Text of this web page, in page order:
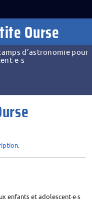
Ourse
d’astronomie pour
·e·s
.
enfants et adolescent·e·s